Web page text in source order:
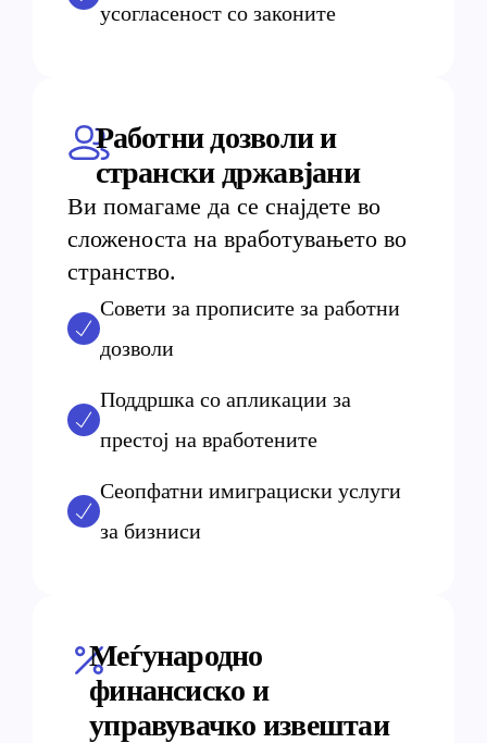
усогласеност со законите
Работни дозволи и
странски државјани
Ви помагаме да се снајдете во
сложеноста на вработувањето во
странство.
Совети за прописите за работни
дозволи
Поддршка со апликации за
престој на вработените
Сеопфатни имиграциски услуги
за бизниси
Меѓународно
финансиско и
управувачко извештаи